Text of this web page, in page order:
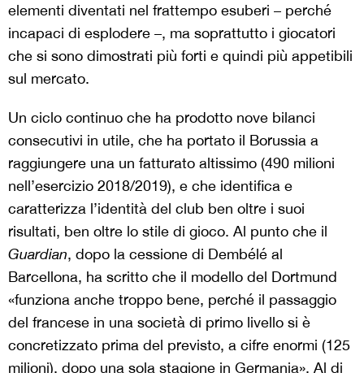
elementi diventati nel frattempo esuberi – perché
incapaci di esplodere –, ma soprattutto i giocatori
che si sono dimostrati più forti e quindi più appetibili
sul mercato.
Un ciclo continuo che ha prodotto nove bilanci
consecutivi in utile, che ha portato il Borussia a
raggiungere una un fatturato altissimo (490 milioni
nell’esercizio 2018/2019), e che identifica e
caratterizza l’identità del club ben oltre i suoi
risultati, ben oltre lo stile di gioco. Al punto che il
Guardian, dopo la cessione di Dembélé al
Barcellona, ha scritto che il modello del Dortmund
«funziona anche troppo bene, perché il passaggio
del francese in una società di primo livello si è
concretizzato prima del previsto, a cifre enormi (125
milioni), dopo una sola stagione in Germania». Al di